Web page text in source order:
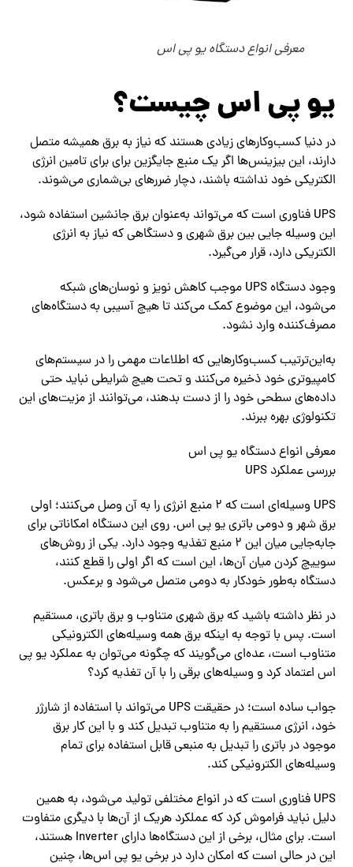
معرفی انواع دستگاه یو پی اس
یو پی اس چیست؟
در دنیا کسب‌وکارهای زیادی هستند که نیاز به برق همیشه متصل
دارند، این بیزینس‌ها اگر یک منبع جایگزین برای برای تامین انرژی
الکتریکی خود نداشته باشند، دچار ضررهای بی‌شماری می‌شوند.
UPS فناوری است که می‌تواند به‌عنوان برق جانشین استفاده شود،
این وسیله جایی بین برق شهری و دستگاهی که نیاز به انرژی
الکتریکی دارد، قرار می‌گیرد.
وجود دستگاه UPS موجب کاهش نویز و نوسان‌های شبکه
می‌شود، این موضوع کمک می‌کند تا هیچ آسیبی به دستگاه‌های
مصرف‌کننده وارد نشود.
به‌این‌ترتیب کسب‌وکارهایی که اطلاعات مهمی را در سیستم‌های
کامپیوتری خود ذخیره می‌کنند و تحت هیچ شرایطی نباید حتی
داده‌های سطحی خود را از دست بدهند، می‌توانند از مزیت‌های این
تکنولوژی بهره ببرند.
معرفی انواع دستگاه یو پی اس
بررسی عملکرد UPS
UPS وسیله‌ای است که ۲ منبع انرژی را به آن وصل می‌کنند؛ اولی
برق شهر و دومی باتری یو پی اس. روی این دستگاه امکاناتی برای
جابه‌جایی میان این ۲ منبع تغذیه وجود دارد. یکی از روش‌های
سوییچ کردن میان آ‌ن‌ها، این است که اگر اولی را قطع کنند،
دستگاه به‌طور خودکار به دومی متصل می‌شود و برعکس.
در نظر داشته باشید که برق شهری متناوب و برق باتری، مستقیم
است. پس با توجه به اینکه برق همه وسیله‌های الکترونیکی
متناوب است، عده‌ای می‌گویند که چگونه می‌توان به عملکرد یو پی
اس اعتماد کرد و وسیله‌های برقی را با آن تغذیه کرد؟
جواب ساده است؛ در حقیقت UPS می‌تواند با استفاده از شارژر
خود، انرژی مستقیم را به متناوب تبدیل کند و با این کار برق
موجود در باتری را تبدیل به منبعی قابل استفاده برای تمام
وسیله‌های الکترونیکی کند.
UPS فناوری است که در انواع مختلفی تولید می‌شود، به همین
دلیل نباید فراموش کرد که عملکرد هریک از آن‌ها با دیگری متفاوت
است. برای مثال، برخی از این دستگاه‌ها دارای Inverter هستند،
این در حالی است که امکان دارد در برخی یو پی اس‌ها، چنین